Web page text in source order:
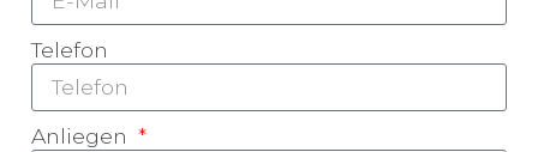
Telefon
Anliegen